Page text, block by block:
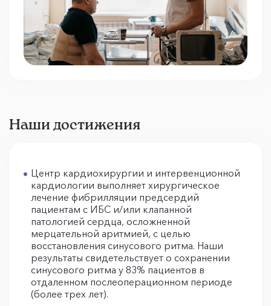
Наши достижения
Центр кардиохирургии и интервенционной
кардиологии выполняет хирургическое
лечение фибрилляции предсердий
пациентам с ИБС и/или клапанной
патологией сердца, осложненной
мерцательной аритмией, с целью
восстановления синусового ритма. Наши
результаты свидетельствует о сохранении
синусового ритма у 83% пациентов в
отдаленном послеоперационном периоде
(более трех лет).